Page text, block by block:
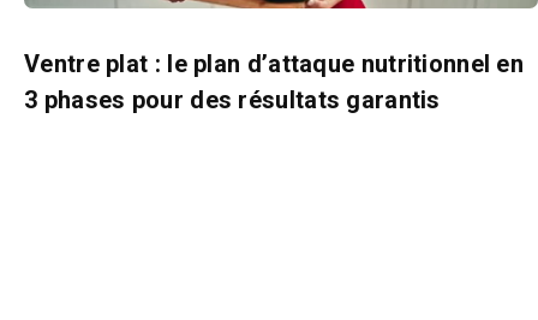
Ventre plat : le plan d’attaque nutritionnel en
3 phases pour des résultats garantis